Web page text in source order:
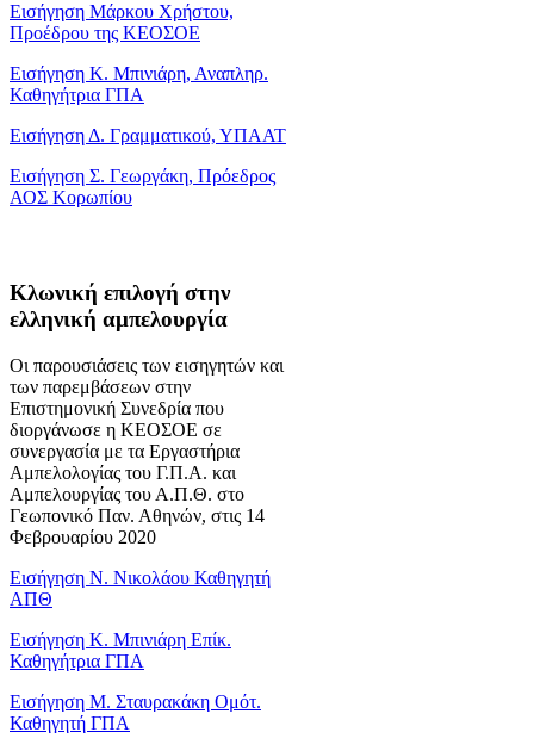
Εισήγηση Μάρκου Χρήστου,
Προέδρου της ΚΕΟΣΟΕ
Εισήγηση Κ. Μπινιάρη, Αναπληρ.
Καθηγήτρια ΓΠΑ
Εισήγηση Δ. Γραμματικού, ΥΠΑΑΤ
Εισήγηση Σ. Γεωργάκη, Πρόεδρος
ΑΟΣ Κορωπίου
Κλωνική επιλογή στην
ελληνική αμπελουργία
Οι παρουσιάσεις των εισηγητών και
των παρεμβάσεων στην
Επιστημονική Συνεδρία που
διοργάνωσε η ΚΕΟΣΟΕ σε
συνεργασία με τα Εργαστήρια
Αμπελολογίας του Γ.Π.Α. και
Αμπελουργίας του Α.Π.Θ. στο
Γεωπονικό Παν. Αθηνών, στις 14
Φεβρουαρίου 2020
Εισήγηση Ν. Νικολάου Καθηγητή
ΑΠΘ
Εισήγηση Κ. Μπινιάρη Επίκ.
Καθηγήτρια ΓΠΑ
Εισήγηση Μ. Σταυρακάκη Ομότ.
Καθηγητή ΓΠΑ